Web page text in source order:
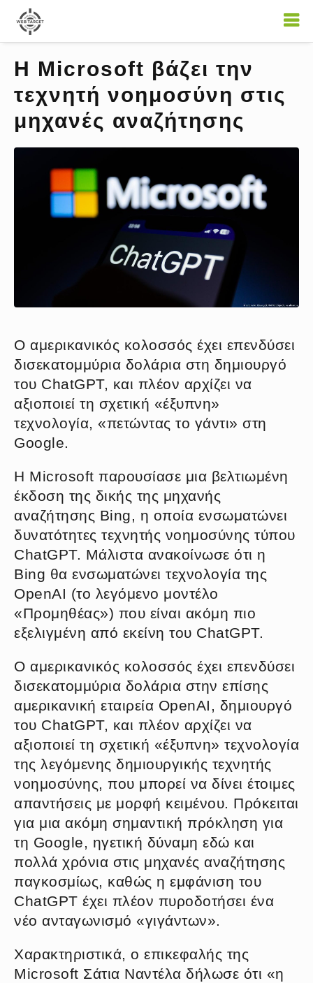
Η Microsoft βάζει την
τεχνητή νοημοσύνη στις
μηχανές αναζήτησης
Ο αμερικανικός κολοσσός έχει επενδύσει
δισεκατομμύρια δολάρια στη δημιουργό
του ChatGPT, και πλέον αρχίζει να
αξιοποιεί τη σχετική «έξυπνη»
τεχνολογία, «πετώντας το γάντι» στη
Google.
Η Microsoft παρουσίασε μια βελτιωμένη
έκδοση της δικής της μηχανής
αναζήτησης Bing, η οποία ενσωματώνει
δυνατότητες τεχνητής νοημοσύνης τύπου
ChatGPT. Μάλιστα ανακοίνωσε ότι η
Bing θα ενσωματώνει τεχνολογία της
OpenAI (το λεγόμενο μοντέλο
«Προμηθέας») που είναι ακόμη πιο
εξελιγμένη από εκείνη του ChatGPT.
Ο αμερικανικός κολοσσός έχει επενδύσει
δισεκατομμύρια δολάρια στην επίσης
αμερικανική εταιρεία OpenAI, δημιουργό
του ChatGPT, και πλέον αρχίζει να
αξιοποιεί τη σχετική «έξυπνη» τεχνολογία
της λεγόμενης δημιουργικής τεχνητής
νοημοσύνης, που μπορεί να δίνει έτοιμες
απαντήσεις με μορφή κειμένου. Πρόκειται
για μια ακόμη σημαντική πρόκληση για
τη Google, ηγετική δύναμη εδώ και
πολλά χρόνια στις μηχανές αναζήτησης
παγκοσμίως, καθώς η εμφάνιση του
ChatGPT έχει πλέον πυροδοτήσει ένα
νέο ανταγωνισμό «γιγάντων».
Χαρακτηριστικά, ο επικεφαλής της
Microsoft Σάτια Ναντέλα δήλωσε ότι «η